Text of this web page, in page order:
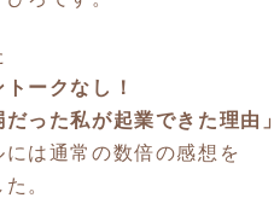
トークなし！
だった私が起業できた理由」
には通常の数倍の感想を
。